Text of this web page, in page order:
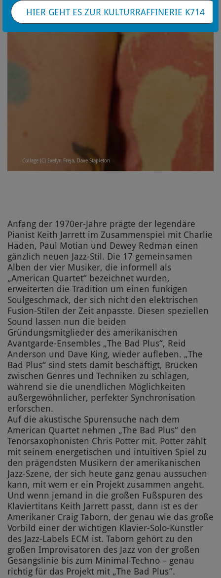
Collage (C) Evelyn Freja, Dave Stapleton
Anfang der 1970er-Jahre prägte der legendäre
Pianist Keith Jarrett im Zusammenspiel mit Charlie
Haden, Paul Motian und Dewey Redman einen
gänzlich neuen Jazz-Stil. Die 17 gemeinsamen
Alben der vier Musiker, die informell als
„American Quartet“ bezeichnet wurden,
erweiterten die Tradition um einen funkigen
Soulgeschmack, der sich nicht den elektrischen
Fusion-Stilen der Zeit anpasste. Diesen speziellen
Sound lassen nun die beiden
Gründungsmitglieder des amerikanischen
Avantgarde-Ensembles „The Bad Plus“, Reid
Anderson und Dave King, wieder aufleben. „The
Bad Plus“ sind stets damit beschäftigt, Brücken
zwischen Genres und Techniken zu schlagen,
während sie die unendlichen Möglichkeiten
außergewöhnlicher, perfekter Synchronisation
erforschen.
Auf die akustische Spurensuche nach dem
American Quartet nehmen „The Bad Plus“ den
Tenorsaxophonisten Chris Potter mit. Potter zählt
mit seinem energetischen und intuitiven Spiel zu
den prägendsten Musikern der amerikanischen
Jazz-Szene, der sich heute ganz genau aussuchen
kann, mit wem er ein Projekt zusammen angeht.
Und wenn jemand in die großen Fußspuren des
Klaviertitans Keith Jarrett passt, dann ist es der
Amerikaner Craig Taborn, der genau wie das große
Vorbild einer der wichtigen Klavier-Solo-Künstler
des Jazz-Labels ECM ist. Taborn gehört zu den
großen Improvisatoren des Jazz von der großen
Gesangslinie bis zum Minimal-Techno – genau
richtig für das Projekt mit „The Bad Plus”.
HIER GEHT ES ZUR KULTURRAFFINERIE K714